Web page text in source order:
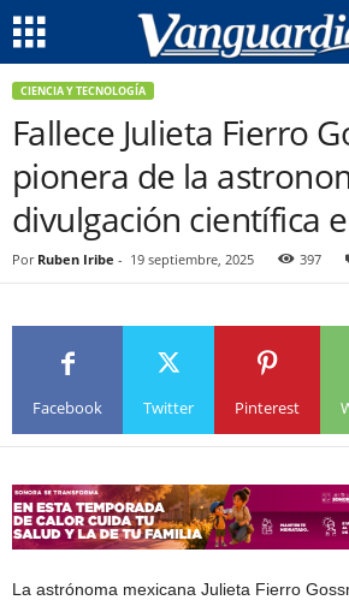
CIENCIA Y TECNOLOGÍA
Fallece Julieta Fierro
pionera de la
divulgación científica
Por Ruben Iribe - 19 septiembre, 2025 397
Facebook Twitter Pinterest
La astrónoma mexicana Julieta Fierro